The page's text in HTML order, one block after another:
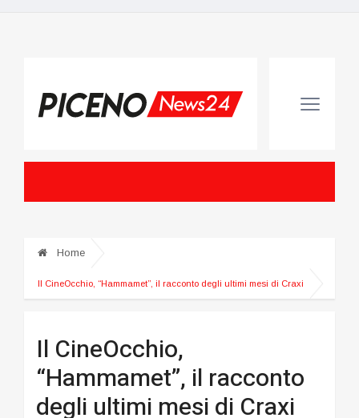
Home
Il CineOcchio, “Hammamet”, il racconto degli ultimi mesi di Craxi
Il CineOcchio,
“Hammamet”, il racconto
degli ultimi mesi di Craxi